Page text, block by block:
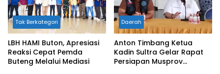
Tak Berkategori
LBH HAMI Buton, Apresiasi
Reaksi Cepat Pemda
Buteng Melalui Mediasi
Daerah
Anton Timbang Ketua
Kadin Sultra Gelar Rapat
Persiapan Musprov